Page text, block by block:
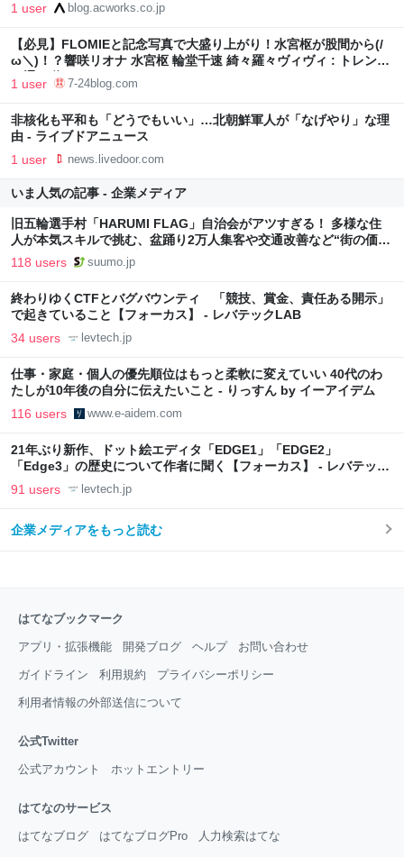
1 user blog.acworks.co.jp
【必見】FLOMIEと記念写真で大盛り上がり！水宮枢が股間から(/
ω＼)！？響咲リオナ 水宮枢 輪堂千速 綺々羅々ヴィヴィ : トレンド
の通り道
1 user 7-24blog.com
非核化も平和も「どうでもいい」…北朝鮮軍人が「なげやり」な理
由 - ライブドアニュース
1 user news.livedoor.com
いま人気の記事 - 企業メディア
旧五輪選手村「HARUMI FLAG」自治会がアツすぎる！ 多様な住
人が本気スキルで挑む、盆踊り2万人集客や交通改善など“街の価値
向上”戦略 東京・中央区
118 users suumo.jp
終わりゆくCTFとバグバウンティ 「競技、賞金、責任ある開示」
で起きていること【フォーカス】 - レバテックLAB
34 users levtech.jp
仕事・家庭・個人の優先順位はもっと柔軟に変えていい 40代のわ
たしが10年後の自分に伝えたいこと - りっすん by イーアイデム
116 users www.e-aidem.com
21年ぶり新作、ドット絵エディタ「EDGE1」「EDGE2」
「Edge3」の歴史について作者に聞く【フォーカス】 - レバテック
LAB
91 users levtech.jp
企業メディアをもっと読む
はてなブックマーク
アプリ・拡張機能 開発ブログ ヘルプ お問い合わせ
ガイドライン 利用規約 プライバシーポリシー
利用者情報の外部送信について
公式Twitter
公式アカウント ホットエントリー
はてなのサービス
はてなブログ はてなブログPro 人力検索はてな